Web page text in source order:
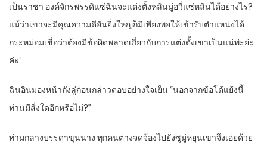
เป็นราชา องค์จักรพรรดิแซ่ฉินจะแต่งตั้งหลินมู่อวี่แซ่หลินได้อย่างไร?
แม้ว่าเขาจะมีคุณความดีอันยิ่งใหญ่ก็มิเพียงพอให้เข้ารับตำแหน่งได้
กระหม่อมเชื่อว่าต้องมีข้อผิดพลาดเกี่ยวกับการแต่งตั้งเขาเป็นแน่พ่ะย่ะ
ค่ะ”
ฉินอินมองหน้าถังลู่ก่อนกล่าวตอบอย่างใจเย็น “นอกจากข้อโต้แย้งนี้
ท่านมีสิ่งใดอีกหรือไม่?”
ท่ามกลางบรรดาขุนนาง ทุกคนต่างจดจ้องไปยังซูมู่หยุนเขาจึงเอ่ยด้วย